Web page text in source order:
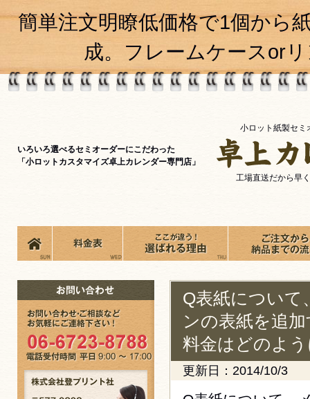
簡単注文明瞭低価格で1個から
成。フレームケースor
いろいろ選べるセミオーダーにこだわった
「小ロットカスタマイズ卓上カレンダー専門店」
小ロット紙製セミ
工場直送だから早
Q表紙について
ンの表紙を追
料金はどのよ
更新日：2014/10/3